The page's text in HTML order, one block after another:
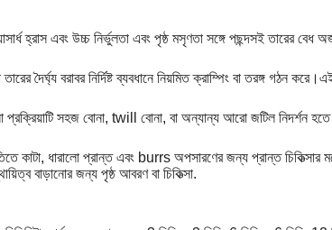
হ্রাস এবং উচ্চ নির্ভুলতা এবং পৃষ্ঠ মসৃণতা সঙ্গে পছন্দসই তারের
দৈর্ঘ্য বরাবর নির্দিষ্ট ব্যবধানে নিয়মিত ক্রাম্পিং বা তরঙ্গ গঠন
সহজ বোনা, twill বোনা, বা অন্যান্য আরো জটিল নিদর্শন হতে
কাটা, ধারালো প্রান্ত এবং burrs অপসারণের জন্য প্রান্ত চিকিত্সার
বাড়ানোর জন্য পৃষ্ঠ আবরণ বা চিকিত্সা.